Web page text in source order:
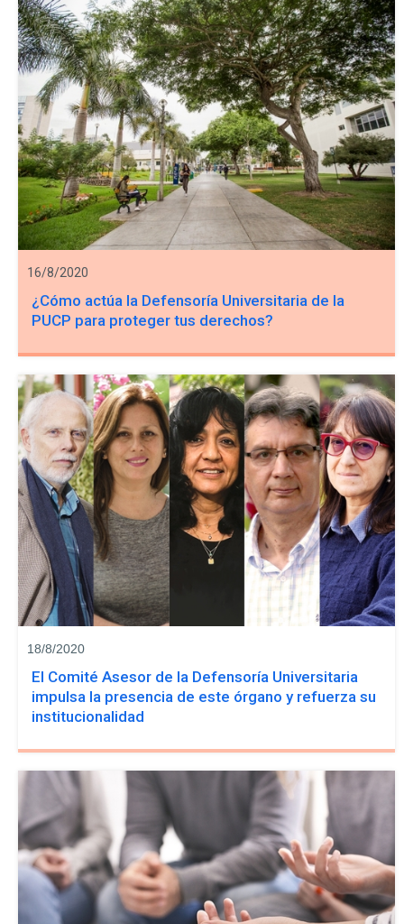
16/8/2020
¿Cómo actúa la Defensoría Universitaria de la
PUCP para proteger tus derechos?
18/8/2020
El Comité Asesor de la Defensoría Universitaria
impulsa la presencia de este órgano y refuerza su
institucionalidad